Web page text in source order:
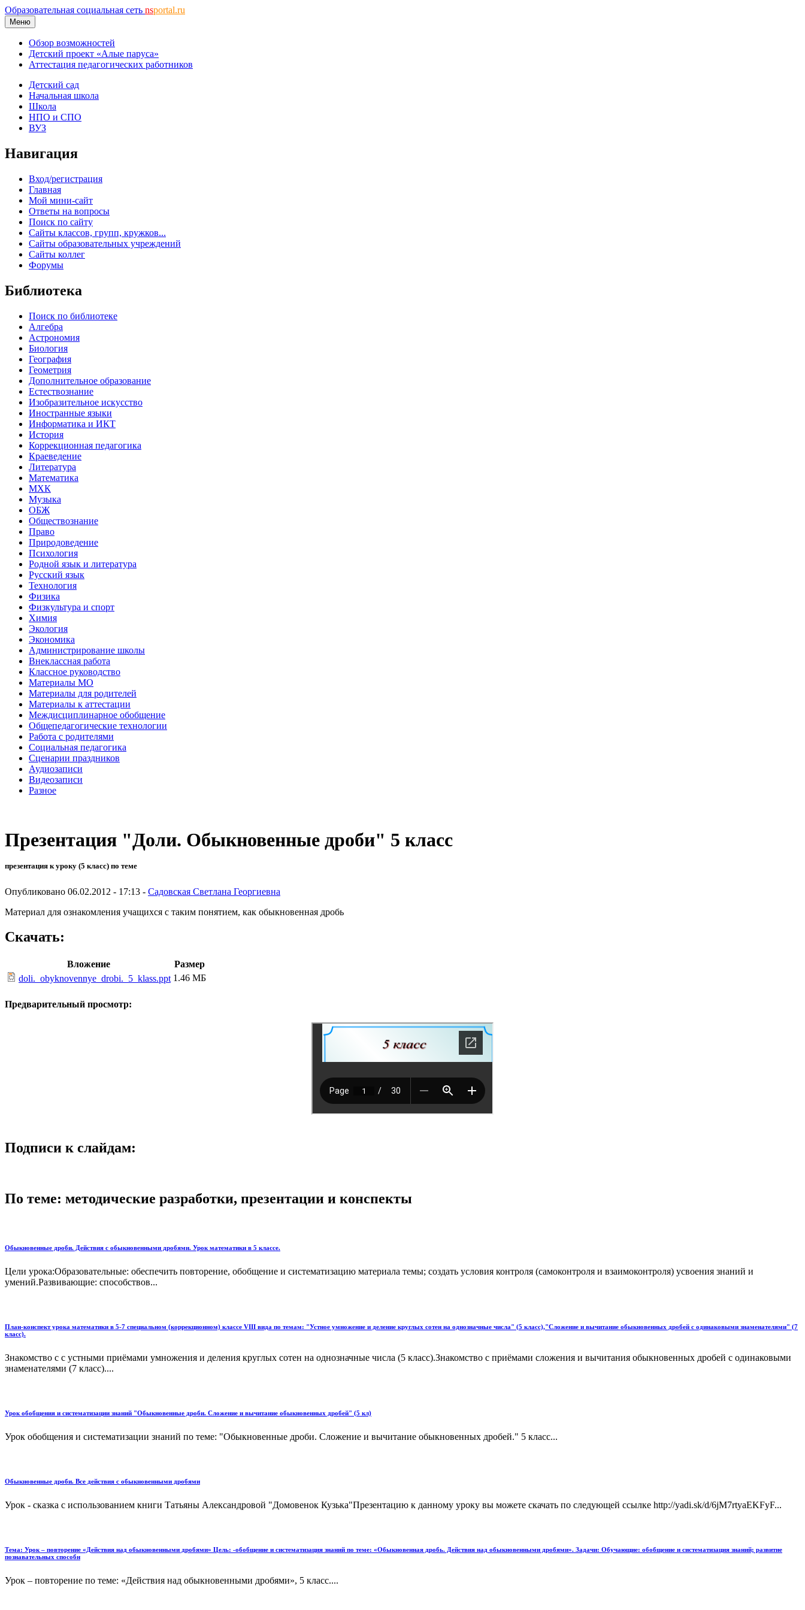
Образовательная социальная сеть nsportal.ru
Меню
Обзор возможностей
Детский проект «Алые паруса»
Аттестация педагогических работников
Детский сад
Начальная школа
Школа
НПО и СПО
ВУЗ
Навигация
Вход/регистрация
Главная
Мой мини-сайт
Ответы на вопросы
Поиск по сайту
Сайты классов, групп, кружков...
Сайты образовательных учреждений
Сайты коллег
Форумы
Библиотека
Поиск по библиотеке
Алгебра
Астрономия
Биология
География
Геометрия
Дополнительное образование
Естествознание
Изобразительное искусство
Иностранные языки
Информатика и ИКТ
История
Коррекционная педагогика
Краеведение
Литература
Математика
МХК
Музыка
ОБЖ
Обществознание
Право
Природоведение
Психология
Родной язык и литература
Русский язык
Технология
Физика
Физкультура и спорт
Химия
Экология
Экономика
Администрирование школы
Внеклассная работа
Классное руководство
Материалы МО
Материалы для родителей
Материалы к аттестации
Междисциплинарное обобщение
Общепедагогические технологии
Работа с родителями
Социальная педагогика
Сценарии праздников
Аудиозаписи
Видеозаписи
Разное
Презентация "Доли. Обыкновенные дроби" 5 класс
презентация к уроку (5 класс) по теме
Опубликовано 06.02.2012 - 17:13 - Садовская Светлана Георгиевна
Материал для ознакомления учащихся с таким понятием, как обыкновенная дробь
Скачать:
Вложение
Размер
doli._obyknovennye_drobi._5_klass.ppt 1.46 МБ
Предварительный просмотр:
Подписи к слайдам:
По теме: методические разработки, презентации и конспекты
Обыкновенные дроби. Действия с обыкновенными дробями. Урок математики в 5 классе.
Цели урока:Образовательные: обеспечить повторение, обобщение и систематизацию материала темы; создать условия контроля (самоконтроля и взаимоконтроля) усвоения знаний и
умений.Развивающие: способствов...
План-конспект урока математики в 5-7 специальном (коррекционном) классе VIII вида по темам: "Устное умножение и деление круглых сотен на однозначные числа" (5 класс),"Сложение и вычитание обыкновенных дробей с одинаковыми знаменателями" (7
класс).
Знакомство с с устными приёмами умножения и деления круглых сотен на однозначные числа (5 класс).Знакомство с приёмами сложения и вычитания обыкновенных дробей с одинаковыми
знаменателями (7 класс)....
Урок обобщения и систематизации знаний "Обыкновенные дроби. Сложение и вычитание обыкновенных дробей" (5 кл)
Урок обобщения и систематизации знаний по теме: "Обыкновенные дроби. Сложение и вычитание обыкновенных дробей." 5 класс...
Обыкновенные дроби. Все действия с обыкновенными дробями
Урок - сказка с использованием книги Татьяны Александровой "Домовенок Кузька"Презентацию к данному уроку вы можете скачать по следующей ссылке http://yadi.sk/d/6jM7rtyaEKFyF...
Тема: Урок – повторение «Действия над обыкновенными дробями» Цель: -обобщение и систематизация знаний по теме: «Обыкновенная дробь. Действия над обыкновенными дробями». Задачи: Обучающие: обобщение и систематизация знаний; развитие
познавательных способн
Урок – повторение по теме: «Действия над обыкновенными дробями», 5 класс....